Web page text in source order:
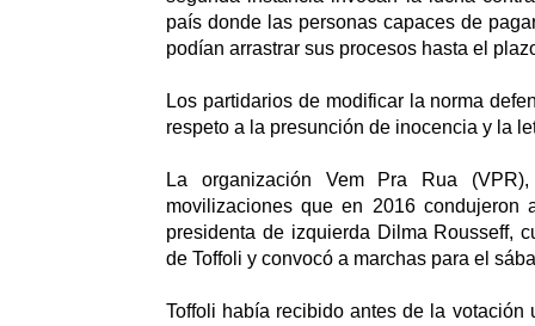
país donde las personas capaces de
podían arrastrar sus procesos hasta el
Los partidarios de modificar la norma
respeto a la presunción de inocencia y la
La organización Vem Pra Rua
movilizaciones que en 2016 condujeron
presidenta de izquierda Dilma Rousseff,
de Toffoli y convocó a marchas para el
Toffoli había recibido antes de la votación